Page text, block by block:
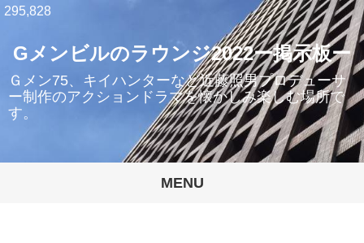
Gメンビルのラウンジ2022ー掲示板ー
Ｇメン75、キイハンターなど近藤照男プロデューサ
ー制作のアクションドラマを懐かしみ楽しむ場所で
す。
MENU
295,828